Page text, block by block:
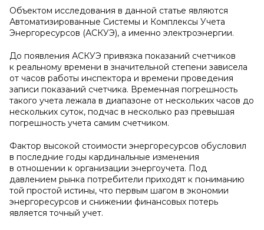
Объектом исследования в данной статье являются
Автоматизированные Системы и Комплексы Учета
Энергоресурсов (АСКУЭ), а именно электроэнергии.
До появления АСКУЭ привязка показаний счетчиков
к реальному времени в значительной степени зависела
от часов работы инспектора и времени проведения
записи показаний счетчика. Временная погрешность
такого учета лежала в диапазоне от нескольких часов до
нескольких суток, подчас в несколько раз превышая
погрешность учета самим счетчиком.
Фактор высокой стоимости энергоресурсов обусловил
в последние годы кардинальные изменения
в отношении к организации энергоучета. Под
давлением рынка потребители приходят к пониманию
той простой истины, что первым шагом в экономии
энергоресурсов и снижении финансовых потерь
является точный учет.